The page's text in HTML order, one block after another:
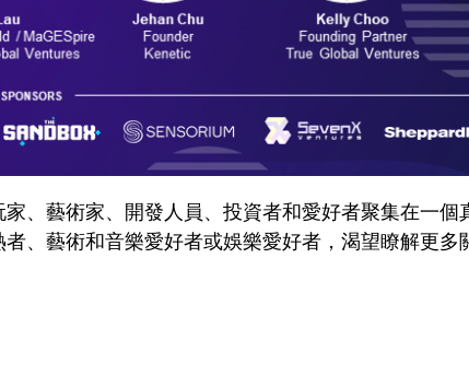
、藝術家、開發人員、投資者和愛好者聚集在一個
、藝術和音樂愛好者或娛樂愛好者，渴望瞭解更多